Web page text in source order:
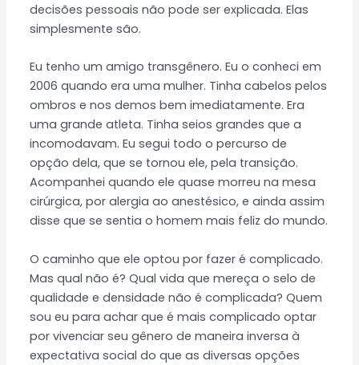
decisões pessoais não pode ser explicada. Elas
simplesmente são.
Eu tenho um amigo transgênero. Eu o conheci em
2006 quando era uma mulher. Tinha cabelos pelos
ombros e nos demos bem imediatamente. Era
uma grande atleta. Tinha seios grandes que a
incomodavam. Eu segui todo o percurso de
opção dela, que se tornou ele, pela transição.
Acompanhei quando ele quase morreu na mesa
cirúrgica, por alergia ao anestésico, e ainda assim
disse que se sentia o homem mais feliz do mundo.
O caminho que ele optou por fazer é complicado.
Mas qual não é? Qual vida que mereça o selo de
qualidade e densidade não é complicada? Quem
sou eu para achar que é mais complicado optar
por vivenciar seu gênero de maneira inversa à
expectativa social do que as diversas opções